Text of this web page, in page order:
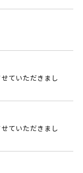
ていただきまし
ていただきまし